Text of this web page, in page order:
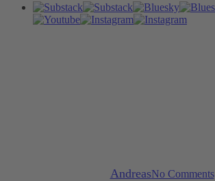
Substack
Bluesky
Instagram
AndreasNo Comments